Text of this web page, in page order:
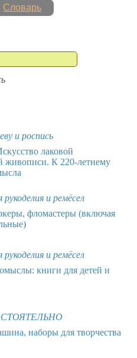
Словарь
и роспись
лаковой
живописи. К 220-летнему
рукоделия и ремёсел
фломастеры (включая
рукоделия и ремёсел
книги для детей и
наборы для творчества